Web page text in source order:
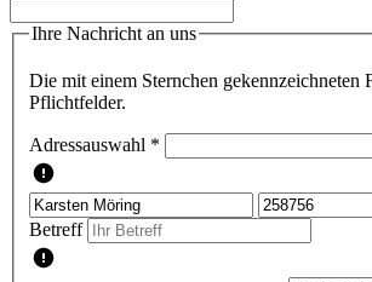
Ihre Nachricht an uns
Die mit einem Sternchen gekennzeichneten
Pflichtfelder.
Adressauswahl *
Betreff